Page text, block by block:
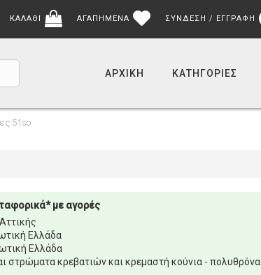
ΚΑΛΑΘΙ ΑΓΑΠΗΜΕΝΑ ΣΥΝΔΕΣΗ / ΕΓΓΡΑΦΗ
ΑΡΧΙΚΉ ΚΑΤΗΓΟΡΙΕΣ
51so
με αγορές
Ελλάδα
Ελλάδα
στρώματα κρεβατιών και κρεμαστή κούνια - πολυθρόνα